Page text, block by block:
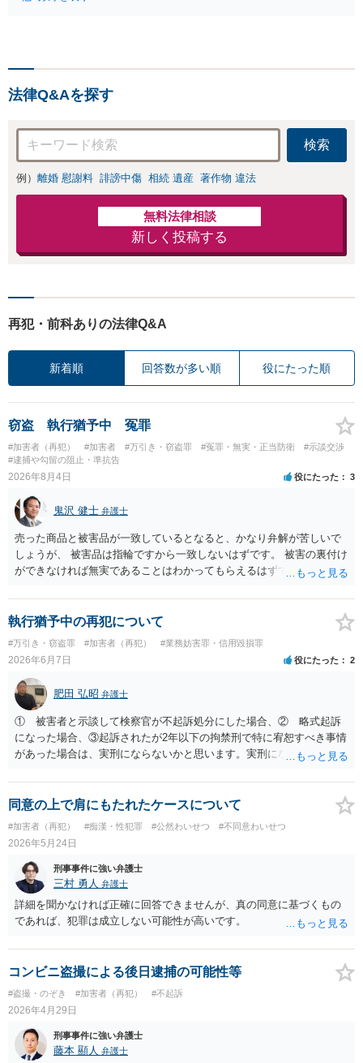
任意整理・個人再
をご説明し、より
良い解決を目指し
ます。
法律Q&Aを探す
検索
例） 離婚 慰謝料 誹謗中傷 相続 遺産 著作物 違法
無料法律相談
新しく投稿する
再犯・前科ありの法律Q&A
新着順 回答数が多い順 役にたった順
窃盗 執行猶予中 冤罪
#加害者（再犯） #加害者 #万引き・窃盗罪 #冤罪・無実・正当防衛
#示談交渉
#逮捕や勾留の阻止・準抗告
2026年8月4日 役にたった 3
鬼沢 健士 弁護士
売った商品と被害品が一致しているとなると、かなり弁解が苦しいで
しょうが、 被害品は指輪ですから一致しないはずです。 被害の裏付け
ができなければ無実であることはわかってもらえるはずです。
執行猶予中の再犯について
#万引き・窃盗罪 #加害者（再犯） #業務妨害罪・信用毀損罪
2026年6月7日 役にたった 2
肥田 弘昭 弁護士
① 被害者と示談して検察官が不起訴処分にした場合、② 略式起訴
になった場合、③起訴されたが2年以下の拘禁刑で特に宥恕すべき事情
があった場合は、実刑にならないかと思います。実刑になった場合
す。威力業務妨害罪だけであれば、2年以上には私の弁護経験ではなら
ないかと思いますので、3年8カ月の刑期程度かと思います。ご参考に
同意の上で肩にもたれたケースについて
#加害者（再犯） #痴漢・性犯罪 #公然わいせつ #不同意わいせつ
2026年5月24日
刑事事件に強い弁護士
三村 勇人 弁護士
詳細を聞かなければ正確に回答できませんが、真の同意に基づくもの
であれば、犯罪は成立しない可能性が高いです。
コンビニ盗撮による後日逮捕の可能性等
#盗撮・のぞき #加害者（再犯） #不起訴
2026年4月29日
刑事事件に強い弁護士
藤本 顯人 弁護士